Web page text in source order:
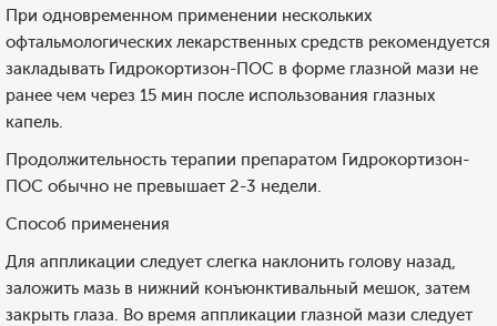
При одновременном применении нескольких
офтальмологических лекарственных средств рекомендуется
закладывать Гидрокортизон-ПОС в форме глазной мази не
ранее чем через 15 мин после использования глазных
капель.
Продолжительность терапии препаратом Гидрокортизон-
ПОС обычно не превышает 2-3 недели.
Способ применения
Для аппликации следует слегка наклонить голову назад,
заложить мазь в нижний конъюнктивальный мешок, затем
закрыть глаза. Во время аппликации глазной мази следует